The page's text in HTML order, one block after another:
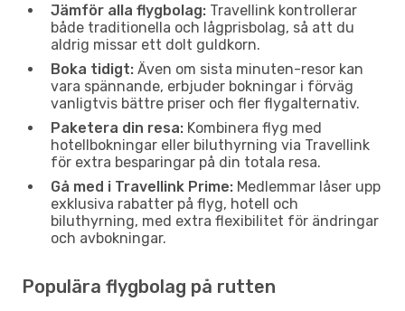
Jämför alla flygbolag: Travellink kontrollerar
både traditionella och lågprisbolag, så att du
aldrig missar ett dolt guldkorn.
Boka tidigt: Även om sista minuten-resor kan
vara spännande, erbjuder bokningar i förväg
vanligtvis bättre priser och fler flygalternativ.
Paketera din resa: Kombinera flyg med
hotellbokningar eller biluthyrning via Travellink
för extra besparingar på din totala resa.
Gå med i Travellink Prime: Medlemmar låser upp
exklusiva rabatter på flyg, hotell och
biluthyrning, med extra flexibilitet för ändringar
och avbokningar.
Populära flygbolag på rutten